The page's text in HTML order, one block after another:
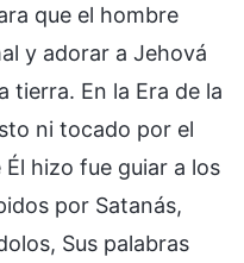
que el hombre
y adorar a Jehová
tierra. En la Era de la
ni tocado por el
hizo fue guiar a los
por Satanás,
Sus palabras